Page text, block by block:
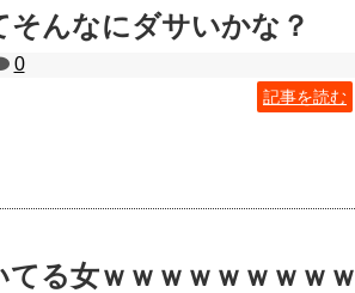
んなにダサいかな？
0
記事を読む
る女ｗｗｗｗｗｗｗｗｗ